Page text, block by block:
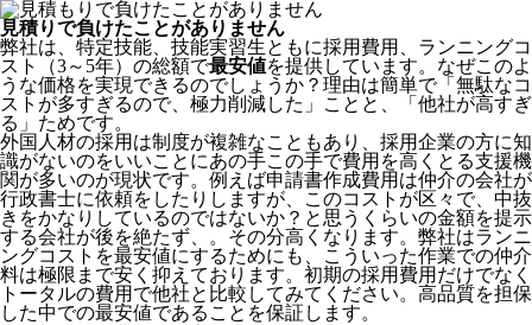
見積りで負けたことがありません
弊社は、特定技能、技能実習生ともに採用費用、ランニングコ
スト（3～5年）の総額で最安値を提供しています。なぜこのよ
うな価格を実現できるのでしょうか？理由は簡単で「無駄なコ
ストが多すぎるので、極力削減した」ことと、
「他社が高すぎ
る」 ためです。
外国人材の採用は制度が複雑なこともあり、採用企業の方に知
識がないのをいいことにあの手この手で費用を高くとる支援機
関が多いのが現状です。例えば申請書作成費用は仲介の会社が
行政書士に依頼をしたりしますが、このコストが区々で、中抜
きをかなりしているのではないか？と思うくらいの金額を提示
する会社が後を絶たず、。その分高くなります。弊社はランニ
ングコストを最安値にするためにも、こういった作業での仲介
料は極限まで安く抑えております。 初期の採用費用だけでなく
トータルの費用で他社と比較してみてください。 高品質を担保
した中での最安値であることを保証します。